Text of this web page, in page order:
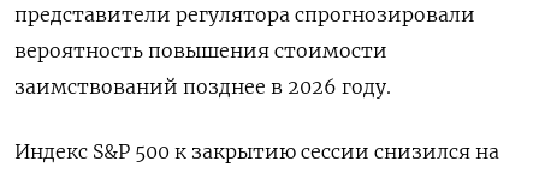
представители регулятора спрогнозировали
‌вероятность повышения стоимости
заимствований позднее в 2026 году.
Индекс ​S&P ​500 ‌к закрытию сессии ​снизился на